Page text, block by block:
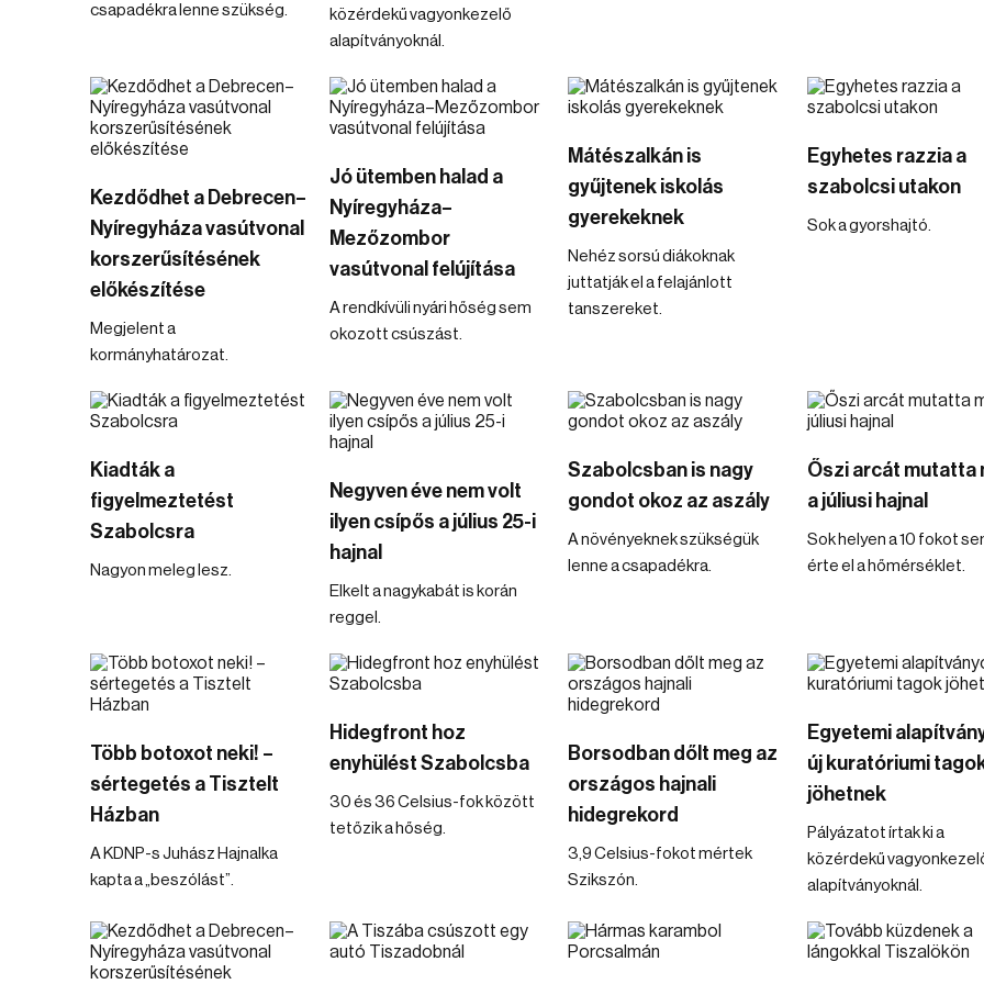
csapadékra lenne szükség.
közérdekű vagyonkezelő
alapítványoknál.
Kezdődhet a Debrecen–
Nyíregyháza vasútvonal
korszerűsítésének
előkészítése
Megjelent a
kormányhatározat.
Jó ütemben halad a
Nyíregyháza–
Mezőzombor
vasútvonal felújítása
A rendkívüli nyári hőség sem
okozott csúszást.
Mátészalkán is
gyűjtenek iskolás
gyerekeknek
Nehéz sorsú diákoknak
juttatják el a felajánlott
tanszereket.
Egyhetes razzia a
szabolcsi utakon
Sok a gyorshajtó.
Kiadták a
figyelmeztetést
Szabolcsra
Nagyon meleg lesz.
Negyven éve nem volt
ilyen csípős a július 25-i
hajnal
Elkelt a nagykabát is korán
reggel.
Szabolcsban is nagy
gondot okoz az aszály
A növényeknek szükségük
lenne a csapadékra.
Őszi arcát mutatta
a júliusi hajnal
Sok helyen a 10 fokot
érte el a hőmérséklet.
Több botoxot neki! –
sértegetés a Tisztelt
Házban
A KDNP-s Juhász Hajnalka
kapta a „beszólást”.
Hidegfront hoz
enyhülést Szabolcsba
30 és 36 Celsius-fok között
tetőzik a hőség.
Borsodban dőlt meg az
országos hajnali
hidegrekord
3,9 Celsius-fokot mértek
Szikszón.
Egyetemi
új kuratóriumi
jöhetnek
Pályázatot írtak ki a
közérdekű
alapítványoknál.